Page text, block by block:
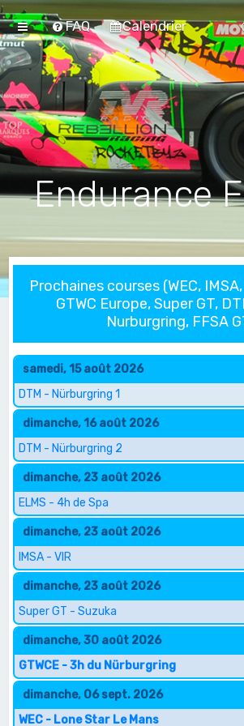
FAQ Calendrier
Endurance
Prochaines courses (WEC,
GTWC Europe, Super GT,
Nurburgring, FFSA
samedi, 15 août 2026
DTM - Nürburgring 1
dimanche, 16 août 2026
DTM - Nürburgring 2
dimanche, 23 août 2026
ELMS - 4h de Spa
dimanche, 23 août 2026
IMSA - VIR
dimanche, 23 août 2026
Super GT - Suzuka
dimanche, 30 août 2026
GTWCE - 3h du Nürburgring
dimanche, 06 sept. 2026
WEC - Lone Star Le Mans